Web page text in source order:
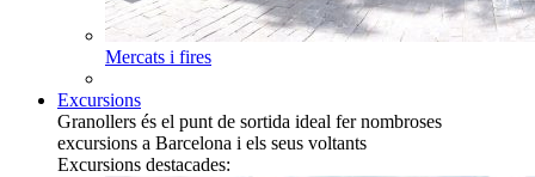
Mercats i fires
Excursions
Granollers és el punt de sortida ideal fer nombroses
excursions a Barcelona i els seus voltants
Excursions destacades: